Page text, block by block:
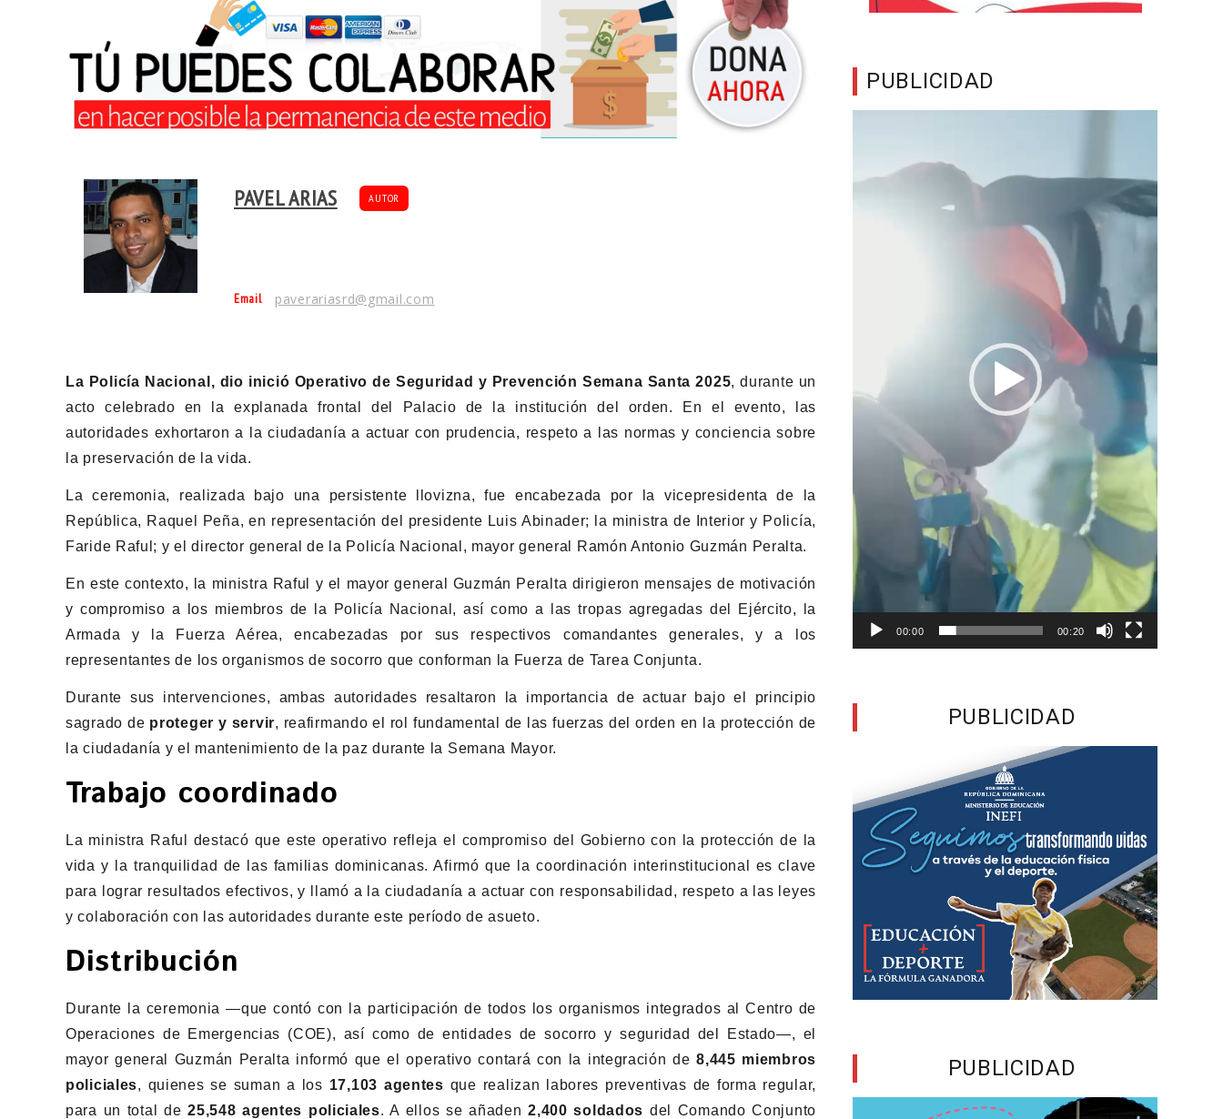
PAVEL ARIAS AUTOR
Email paverariasrd@gmail.com
La Policía Nacional, dio inició Operativo de Seguridad y Prevención Semana Santa 2025, durante un
acto celebrado en la explanada frontal del Palacio de la institución del orden. En el evento, las
autoridades exhortaron a la ciudadanía a actuar con prudencia, respeto a las normas y conciencia sobre
la preservación de la vida.
La ceremonia, realizada bajo una persistente llovizna, fue encabezada por la vicepresidenta de la
República, Raquel Peña, en representación del presidente Luis Abinader; la ministra de Interior y Policía,
Faride Raful; y el director general de la Policía Nacional, mayor general Ramón Antonio Guzmán Peralta.
En este contexto, la ministra Raful y el mayor general Guzmán Peralta dirigieron mensajes de motivación
y compromiso a los miembros de la Policía Nacional, así como a las tropas agregadas del Ejército, la
Armada y la Fuerza Aérea, encabezadas por sus respectivos comandantes generales, y a los
representantes de los organismos de socorro que conforman la Fuerza de Tarea Conjunta.
Durante sus intervenciones, ambas autoridades resaltaron la importancia de actuar bajo el principio
sagrado de proteger y servir, reafirmando el rol fundamental de las fuerzas del orden en la protección de
la ciudadanía y el mantenimiento de la paz durante la Semana Mayor.
Trabajo coordinado
La ministra Raful destacó que este operativo refleja el compromiso del Gobierno con la protección de la
vida y la tranquilidad de las familias dominicanas. Afirmó que la coordinación interinstitucional es clave
para lograr resultados efectivos, y llamó a la ciudadanía a actuar con responsabilidad, respeto a las leyes
y colaboración con las autoridades durante este período de asueto.
Distribución
Durante la ceremonia —que contó con la participación de todos los organismos integrados al Centro de
Operaciones de Emergencias (COE), así como de entidades de socorro y seguridad del Estado—, el
mayor general Guzmán Peralta informó que el operativo contará con la integración de8,445 miembros
policiales, quienes se suman a los 17,103 agentes que realizan labores preventivas de forma regular,
para un total de25,548 agentes policiales. A ellos se añaden2,400 soldados del Comando Conjunto
PUBLICIDAD
00:00 00:20
PUBLICIDAD
PUBLICIDAD